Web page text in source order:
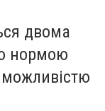
двома
нормою